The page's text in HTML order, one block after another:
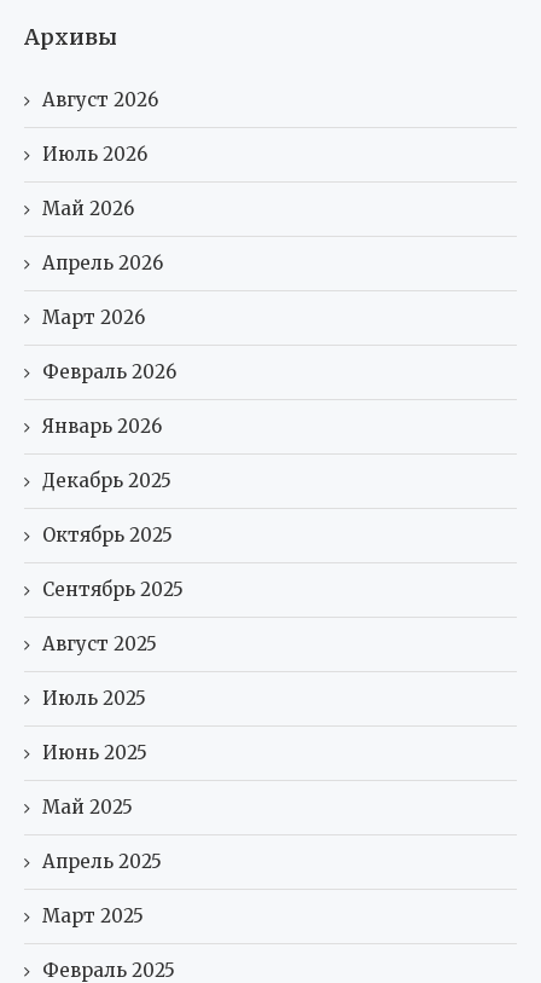
Архивы
Август 2026
Июль 2026
Май 2026
Апрель 2026
Март 2026
Февраль 2026
Январь 2026
Декабрь 2025
Октябрь 2025
Сентябрь 2025
Август 2025
Июль 2025
Июнь 2025
Май 2025
Апрель 2025
Март 2025
Февраль 2025